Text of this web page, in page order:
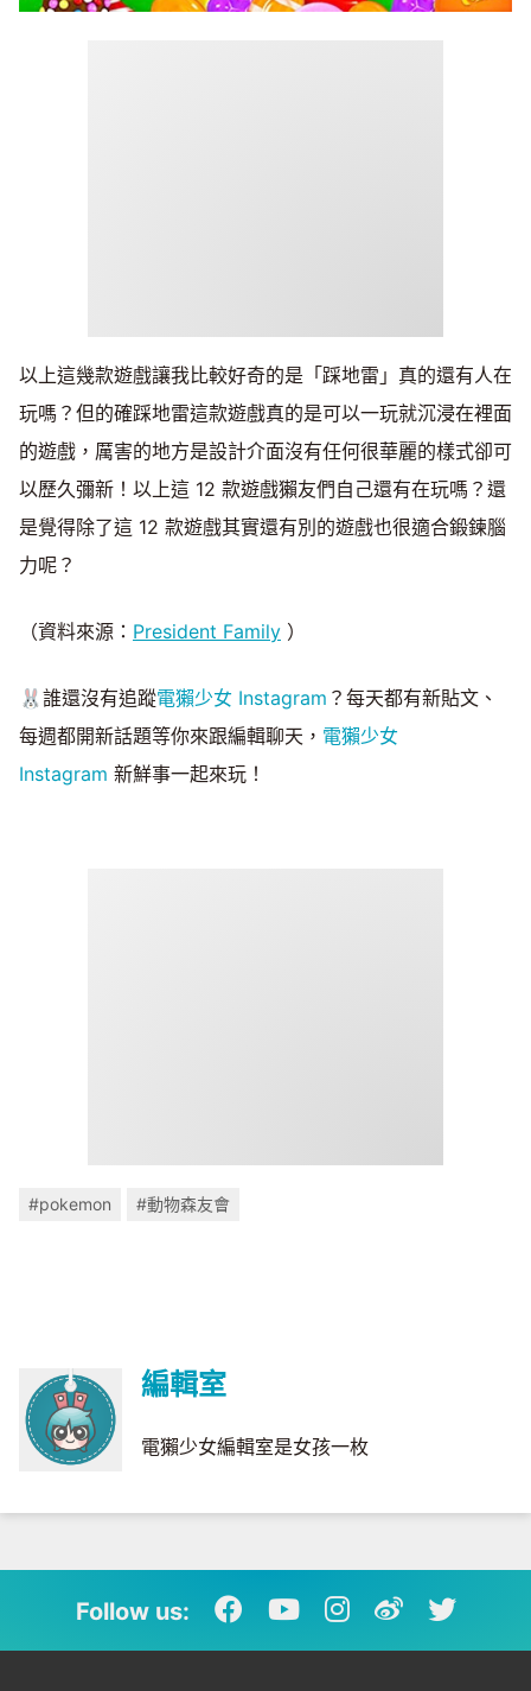
以上這幾款遊戲讓我比較好奇的是「踩地雷」真的還有人在
玩嗎？但的確踩地雷這款遊戲真的是可以一玩就沉浸在裡面
的遊戲，厲害的地方是設計介面沒有任何很華麗的樣式卻可
以歷久彌新！以上這 12 款遊戲獺友們自己還有在玩嗎？還
是覺得除了這 12 款遊戲其實還有別的遊戲也很適合鍛鍊腦
力呢？
（資料來源： President Family ）
🐰誰還沒有追蹤電獺少女 Instagram ？每天都有新貼文、
每週都開新話題等你來跟編輯聊天， 電獺少女
Instagram 新鮮事一起來玩！
#pokemon #動物森友會
編輯室
電獺少女編輯室是女孩一枚
Follow us: